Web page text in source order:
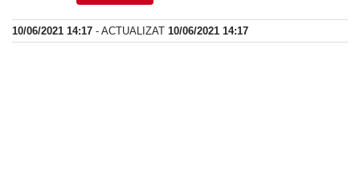
10/06/2021 14:17 - ACTUALIZAT 10/06/2021 14:17